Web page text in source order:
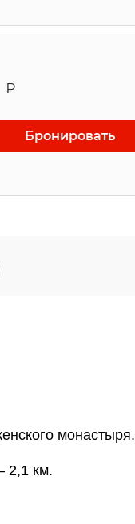
₽
Бронировать
монастыря.
2,1 км.